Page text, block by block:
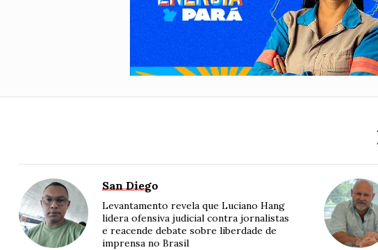
San Diego
Levantamento revela que Luciano Hang
lidera ofensiva judicial contra jornalistas
e reacende debate sobre liberdade de
imprensa no Brasil